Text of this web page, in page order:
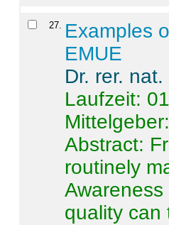
27. Examples
EMUE
Dr. rer.
Laufzeit:
Abstract:
routinely
quality can